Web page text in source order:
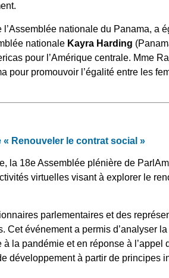
l’Assemblée nationale du Panama, a
nationale Kayra Harding
pour l’Amérique centrale. Mme
promouvoir l’égalité entre les
« Renouveler le contrat social »
la 18e Assemblée plénière de
virtuelles visant à explorer le
parlementaires et des
événement a permis d’analyser
la pandémie et en réponse à l’appel
développement à partir de principes